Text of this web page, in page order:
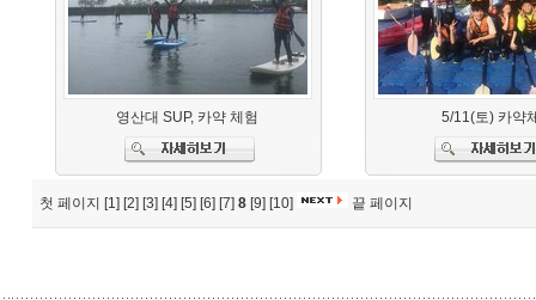
영산대 SUP, 카약 체험 5/11(토) 카약
첫 페이지 [1] [2] [3] [4] [5] [6] [7] 8 [9] [10] 끝 페이지